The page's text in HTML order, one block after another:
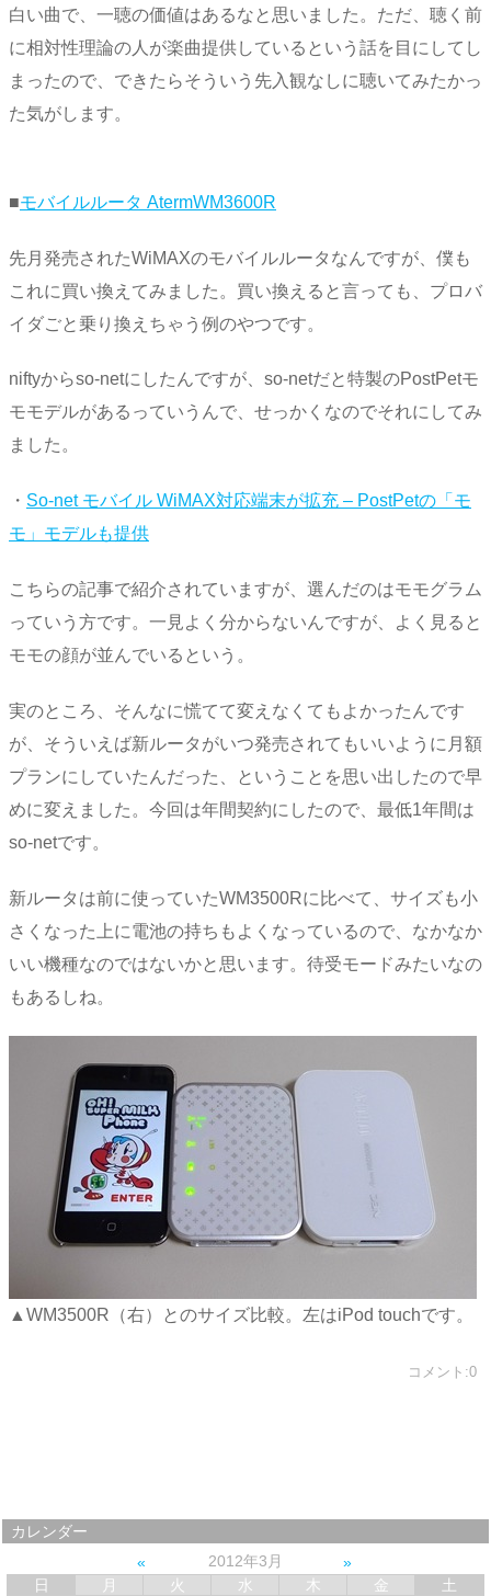
白い曲で、一聴の価値はあるなと思いました。ただ、聴く前
に相対性理論の人が楽曲提供しているという話を目にしてし
まったので、できたらそういう先入観なしに聴いてみたかっ
た気がします。
■モバイルルータ AtermWM3600R
先月発売されたWiMAXのモバイルルータなんですが、僕も
これに買い換えてみました。買い換えると言っても、プロバ
イダごと乗り換えちゃう例のやつです。
niftyからso-netにしたんですが、so-netだと特製のPostPetモ
モモデルがあるっていうんで、せっかくなのでそれにしてみ
ました。
・ So-net モバイル WiMAX対応端末が拡充 – PostPetの「モ
モ」モデルも提供
こちらの記事で紹介されていますが、選んだのはモモグラム
っていう方です。一見よく分からないんですが、よく見ると
モモの顔が並んでいるという。
実のところ、そんなに慌てて変えなくてもよかったんです
が、そういえば新ルータがいつ発売されてもいいように月額
プランにしていたんだった、ということを思い出したので早
めに変えました。今回は年間契約にしたので、最低1年間は
so-netです。
新ルータは前に使っていたWM3500Rに比べて、サイズも小
さくなった上に電池の持ちもよくなっているので、なかなか
いい機種なのではないかと思います。待受モードみたいなの
もあるしね。
▲WM3500R（右）とのサイズ比較。左はiPod touchです。
コメント:0
カレンダー
2012年3月
日
月 火 水 木 金
土